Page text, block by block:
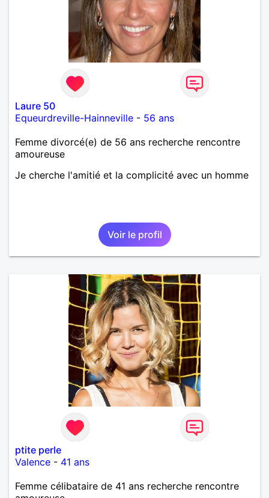
Laure 50
Equeurdreville-Hainneville - 56 ans
Femme divorcé(e) de 56 ans recherche rencontre
amoureuse
Je cherche l'amitié et la complicité avec un homme
Voir le profil
ptite perle
Valence - 41 ans
Femme célibataire de 41 ans recherche rencontre